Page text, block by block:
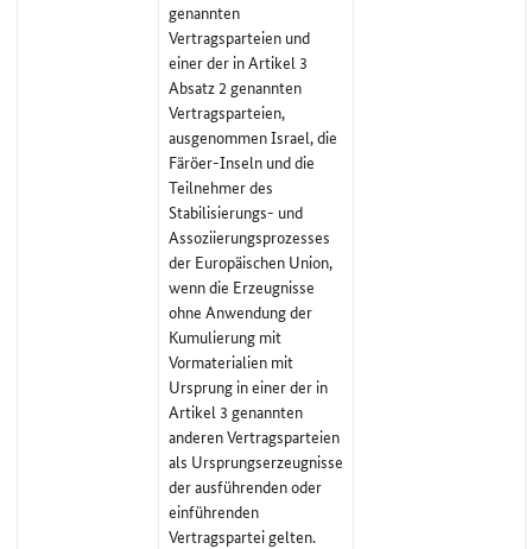
genannten
Vertragsparteien und
einer der in Artikel 3
Absatz 2 genannten
Vertragsparteien,
ausgenommen Israel, die
Färöer-Inseln und die
Teilnehmer des
Stabilisierungs- und
Assoziierungsprozesses
der Europäischen Union,
wenn die Erzeugnisse
ohne Anwendung der
Kumulierung mit
Vormaterialien mit
Ursprung in einer der in
Artikel 3 genannten
anderen Vertragsparteien
als Ursprungserzeugnisse
der ausführenden oder
einführenden
Vertragspartei gelten.